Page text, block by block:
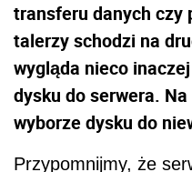
transferu danych czy
talerzy schodzi na
wygląda nieco
dysku do serwera.
wyborze dysku do
Przypomnijmy, że